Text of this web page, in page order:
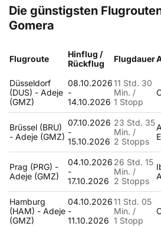
Die günstigsten
Gomera
Flugroute
Hinflug /
Rückflug
Flugdauer
Düsseldorf
(DUS) - Adeje
(GMZ)
08.10.2026
-
14.10.2026
11 Std. 30
Min. /
1 Stopp
Brüssel (BRU)
- Adeje (GMZ)
07.10.2026
-
15.10.2026
23 Std. 35
Min. /
2 Stopps
Prag (PRG) -
Adeje (GMZ)
04.10.2026
-
17.10.2026
26 Std. 15
Min. /
2 Stopps
Hamburg
(HAM) - Adeje
(GMZ)
04.10.2026
-
11.10.2026
11 Std. 05
Min. /
1 Stopp